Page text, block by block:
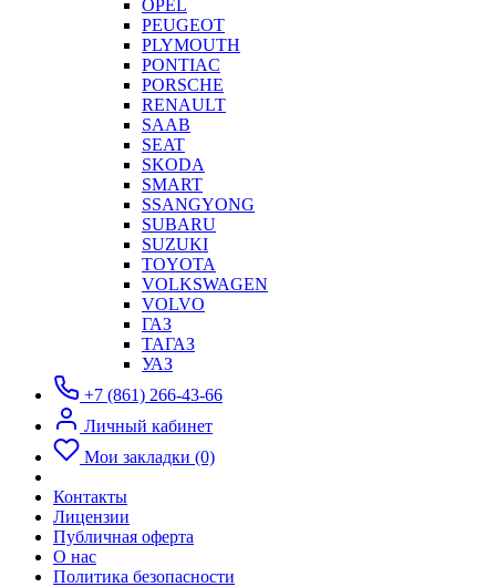
OPEL
PEUGEOT
PLYMOUTH
PONTIAC
PORSCHE
RENAULT
SAAB
SEAT
SKODA
SMART
SSANGYONG
SUBARU
SUZUKI
TOYOTA
VOLKSWAGEN
VOLVO
ГАЗ
ТАГАЗ
УАЗ
+7 (861) 266-43-66
Личный кабинет
Мои закладки (0)
Контакты
Лицензии
Публичная оферта
О нас
Политика безопасности